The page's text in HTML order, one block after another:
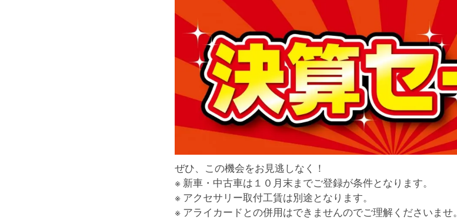
ぜひ、この機会をお見逃しなく！
※ 新車・中古車は１０月末までご登録が条件となります。
※ アクセサリー取付工賃は別途となります。
※ アライカードとの併用はできませんのでご理解くださいませ。